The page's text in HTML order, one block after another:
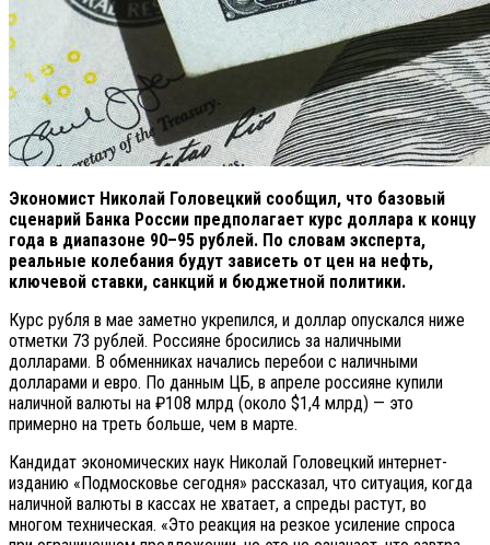
Экономист Николай Головецкий сообщил, что базовый
сценарий Банка России предполагает курс доллара к концу
года в диапазоне 90–95 рублей. По словам эксперта,
реальные колебания будут зависеть от цен на нефть,
ключевой ставки, санкций и бюджетной политики.
Курс рубля в мае заметно укрепился, и доллар опускался ниже
отметки 73 рублей. Россияне бросились за наличными
долларами. В обменниках начались перебои с наличными
долларами и евро. По данным ЦБ, в апреле россияне купили
наличной валюты на ₽108 млрд (около $1,4 млрд) — это
примерно на треть больше, чем в марте.
Кандидат экономических наук Николай Головецкий интернет-
изданию «Подмосковье сегодня» рассказал, что ситуация, когда
наличной валюты в кассах не хватает, а спреды растут, во
многом техническая. «Это реакция на резкое усиление спроса